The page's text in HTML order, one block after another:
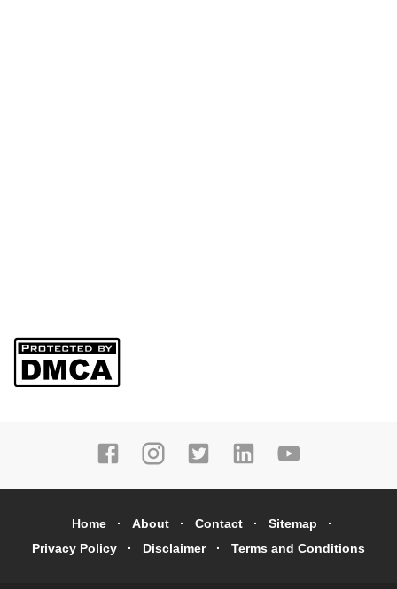
Home About Contact
Sitemap
Privacy Policy
Disclaimer Terms and Conditions